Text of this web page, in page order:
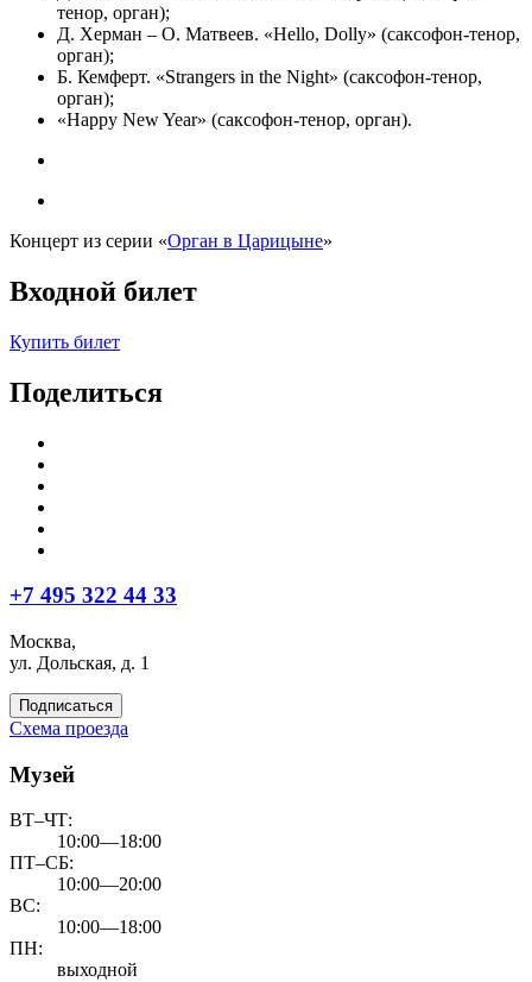
тенор, орган);
Д. Херман – О. Матвеев. «Hello, Dolly» (саксофон-тенор,
орган);
Б. Кемферт. «Strangers in the Night» (саксофон-тенор,
орган);
«Happy New Year» (саксофон-тенор, орган).
Концерт из серии «Орган в Царицыне»
Входной билет
Купить билет
Поделиться
+7 495 322 44 33
Москва,
ул. Дольская, д. 1
Подписаться
Схема проезда
Музей
ВТ–ЧТ:
10:00—18:00
ПТ–СБ:
10:00—20:00
ВС:
10:00—18:00
ПН:
выходной